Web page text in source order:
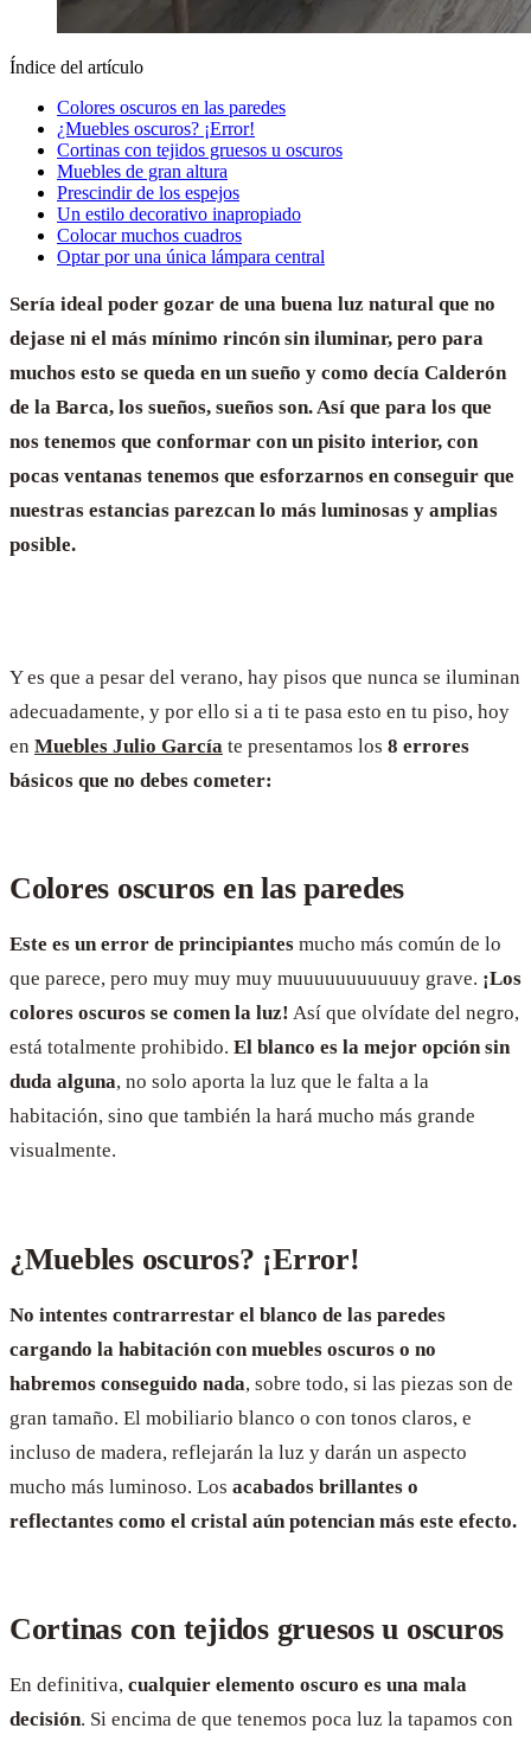
Índice del artículo
Colores oscuros en las paredes
¿Muebles oscuros? ¡Error!
Cortinas con tejidos gruesos u oscuros
Muebles de gran altura
Prescindir de los espejos
Un estilo decorativo inapropiado
Colocar muchos cuadros
Optar por una única lámpara central
Sería ideal poder gozar de una buena luz natural que no
dejase ni el más mínimo rincón sin iluminar, pero para
muchos esto se queda en un sueño y como decía Calderón
de la Barca, los sueños, sueños son. Así que para los que
nos tenemos que conformar con un pisito interior, con
pocas ventanas tenemos que esforzarnos en conseguir que
nuestras estancias parezcan lo más luminosas y amplias
posible.
Y es que a pesar del verano, hay pisos que nunca se iluminan
adecuadamente, y por ello si a ti te pasa esto en tu piso, hoy
en Muebles Julio García te presentamos los 8 errores
básicos que no debes cometer:
Colores oscuros en las paredes
Este es un error de principiantes mucho más común de lo
que parece, pero muy muy muy muuuuuuuuuuuy grave. ¡Los
colores oscuros se comen la luz! Así que olvídate del negro,
está totalmente prohibido. El blanco es la mejor opción sin
duda alguna, no solo aporta la luz que le falta a la
habitación, sino que también la hará mucho más grande
visualmente.
¿Muebles oscuros? ¡Error!
No intentes contrarrestar el blanco de las paredes
cargando la habitación con muebles oscuros o no
habremos conseguido nada, sobre todo, si las piezas son de
gran tamaño. El mobiliario blanco o con tonos claros, e
incluso de madera, reflejarán la luz y darán un aspecto
mucho más luminoso. Los acabados brillantes o
reflectantes como el cristal aún potencian más este efecto.
Cortinas con tejidos gruesos u oscuros
En definitiva, cualquier elemento oscuro es una mala
decisión. Si encima de que tenemos poca luz la tapamos con